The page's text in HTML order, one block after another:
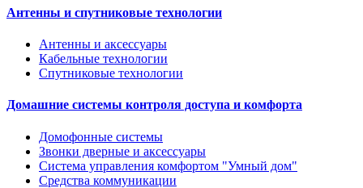
Антенны и спутниковые технологии
Антенны и аксессуары
Кабельные технологии
Спутниковые технологии
Домашние системы контроля доступа и комфорта
Домофонные системы
Звонки дверные и аксессуары
Система управления комфортом "Умный дом"
Средства коммуникации